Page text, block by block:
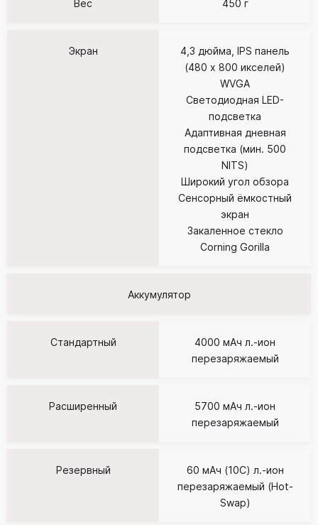
Вес 450 г
Экран
4,3 дюйма, IPS панель
(480 x 800 икселей)
WVGA
Cветодиодная LED-
подсветка
Адаптивная дневная
подсветка (мин. 500
NITS)
Широкий угол обзора
Сенсорный ёмкостный
экран
Закаленное стекло
Corning Gorilla
Аккумулятор
Стандартный
4000 мАч л.-ион
перезаряжаемый
Расширенный
5700 мАч л.-ион
перезаряжаемый
Резервный
60 мАч (10C) л.-ион
перезаряжаемый (Hot-
Swap)